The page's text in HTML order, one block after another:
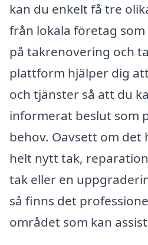
kan du enkelt få tre
från lokala företag som
på takrenovering och
plattform hjälper dig
och tjänster så att du
informerat beslut som
behov. Oavsett om det
helt nytt tak,
tak eller en
så finns det
området som kan